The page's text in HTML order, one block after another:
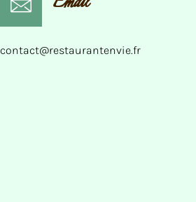
contact@restaurantenvie.fr